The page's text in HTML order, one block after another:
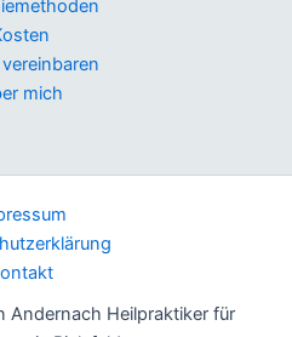
mich
Heilpraktiker für